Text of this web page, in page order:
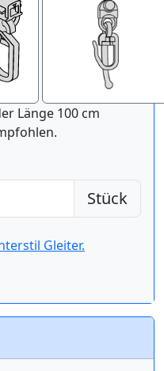
Länge 100 cm
Stück
Gleiter.